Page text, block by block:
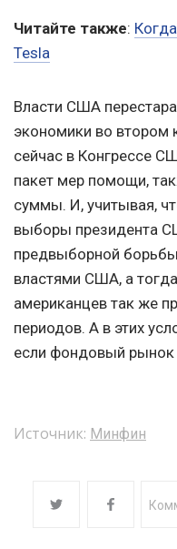
Читайте также:
Tesla
Власти США
экономики во втором
сейчас в Конгрессе
пакет мер помощи,
суммы. И, учитывая,
выборы президента
предвыборной
властями США, а
американцев так же
периодов. А в этих
если фондовый
Источник: Минфин